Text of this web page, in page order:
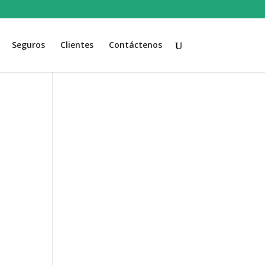
Seguros Clientes Contáctenos